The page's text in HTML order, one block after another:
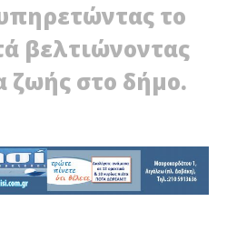
ΤΩΡΑ
ΑΛΛΑΖΕΙ ΤΗΝ
το
βελτιώνοντας
ζωής στο δήμο.